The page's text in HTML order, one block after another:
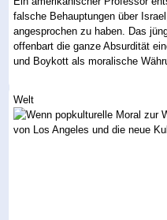
falsche Behauptungen über
angesprochen zu haben. Das
offenbart die ganze Absurdität
und Boykott als moralische
Welt